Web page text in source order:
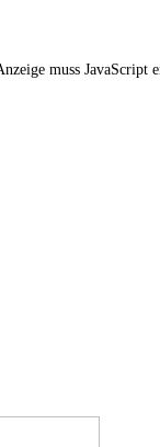
muss JavaScript